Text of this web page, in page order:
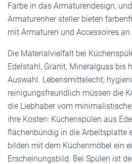
Farbe in das Armaturendesign,
Armaturenher steller bieten
mit Armaturen und Accessoires an.
Die Materialvielfalt bei
Edelstahl, Granit, Mineralguss bis
Auswahl. Lebensmittelecht,
reinigungsfreundlich müssen die
die Liebhaber vom
ihre Kosten: Küchenspülen aus
flächenbündig in die Arbeitsplatte
bilden mit dem Küchenmöbel ein
Erscheinungsbild. Bei Spülen ist